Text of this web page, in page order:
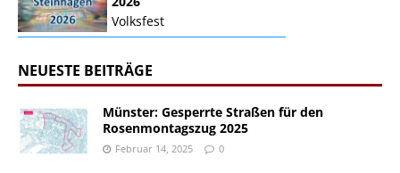
Volksfest
NEUESTE BEITRÄGE
Münster: Gesperrte Straßen für den
Rosenmontagszug 2025
Februar 14, 2025 0